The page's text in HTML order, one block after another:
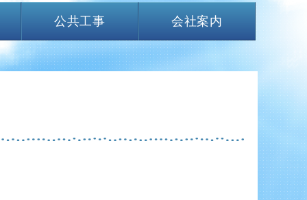
公共工事 会社案内